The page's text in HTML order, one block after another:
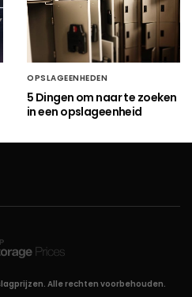
OPSLAGEENHEDEN
5 Dingen om naar te zoeken
in een opslageenheid
Alle rechten voorbehouden.